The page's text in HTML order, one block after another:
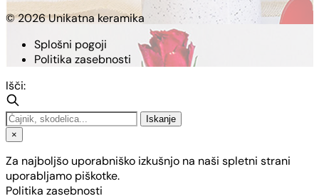
© 2026 Unikatna keramika
Splošni pogoji
Politika zasebnosti
Išči:
Iskanje
×
Za najboljšo uporabniško izkušnjo na naši spletni strani
uporabljamo piškotke.
Politika zasebnosti